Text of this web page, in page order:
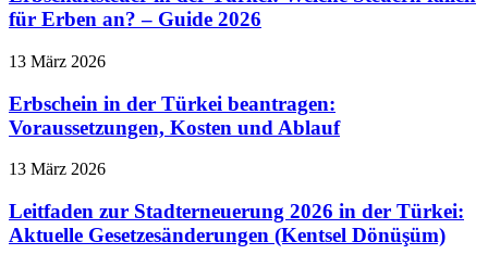
für Erben an? – Guide 2026
13 März 2026
Erbschein in der Türkei beantragen:
Voraussetzungen, Kosten und Ablauf
13 März 2026
Leitfaden zur Stadterneuerung 2026 in der Türkei:
Aktuelle Gesetzesänderungen (Kentsel Dönüşüm)